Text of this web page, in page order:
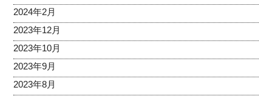
2024年2月
2023年12月
2023年10月
2023年9月
2023年8月